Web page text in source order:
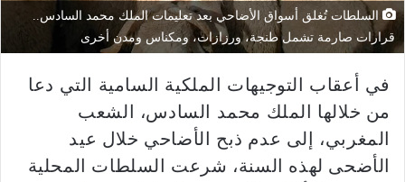
السلطات تُغلق أسواق الأضاحي بعد تعليمات الملك محمد السادس..
قرارات صارمة تشمل طنجة، ورزازات، ومكناس ومدن أخرى
في أعقاب التوجيهات الملكية السامية التي دعا
من خلالها الملك محمد السادس، الشعب
المغربي، إلى عدم ذبح الأضاحي خلال عيد
الأضحى لهذه السنة، شرعت السلطات المحلية